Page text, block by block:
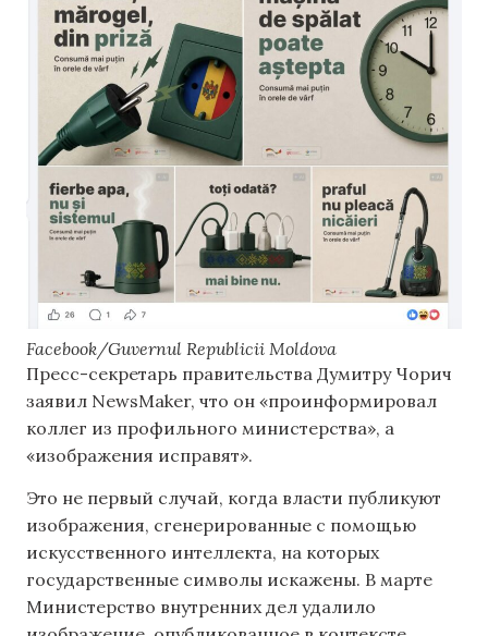
Facebook/Guvernul Republicii Moldova
Пресс-секретарь правительства Думитру Чорич
заявил NewsMaker, что он «проинформировал
коллег из профильного министерства», а
«изображения исправят».
Это не первый случай, когда власти публикуют
изображения, сгенерированные с помощью
искусственного интеллекта, на которых
государственные символы искажены. В марте
Министерство внутренних дел удалило